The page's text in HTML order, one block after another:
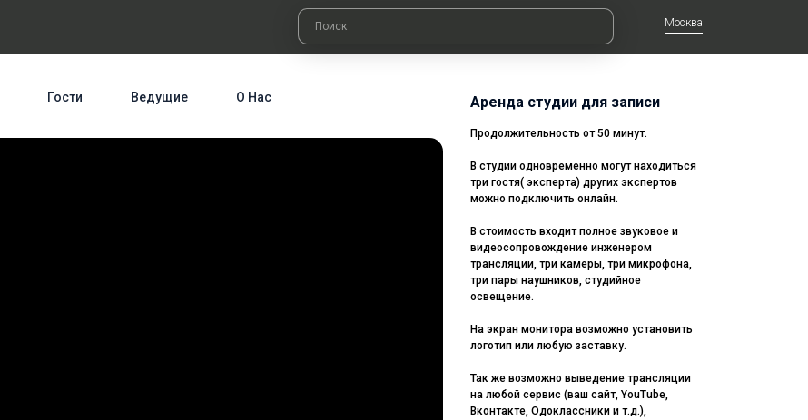
Москва
Гости Ведущие О Нас Аренда студии для записи
Продолжительность от 50 минут.
В студии одновременно могут находиться
три гостя( эксперта) других экспертов
можно подключить онлайн.
В стоимость входит полное звуковое и
видеосопровождение инженером
трансляции, три камеры, три микрофона,
три пары наушников, студийное
освещение.
На экран монитора возможно установить
логотип или любую заставку.
Так же возможно выведение трансляции
на любой сервис (ваш сайт, YouTube,
Вконтакте, Одоклассники и т.д.),